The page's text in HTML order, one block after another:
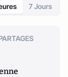
7 Jours